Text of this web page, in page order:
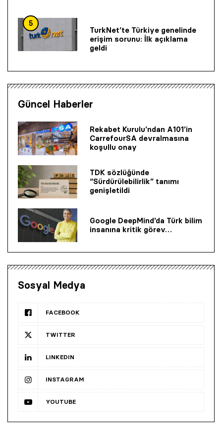
5
TurkNet’te Türkiye genelinde
erişim sorunu: İlk açıklama
geldi
Güncel Haberler
Rekabet Kurulu’ndan A101’in
CarrefourSA devralmasına
koşullu onay
TDK sözlüğünde
“Sürdürülebilirlik” tanımı
genişletildi
Google DeepMind’da Türk bilim
insanına kritik görev…
Sosyal Medya
FACEBOOK
TWITTER
LINKEDIN
INSTAGRAM
YOUTUBE